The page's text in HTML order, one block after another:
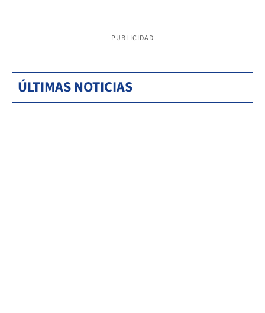
PUBLICIDAD
ÚLTIMAS NOTICIAS